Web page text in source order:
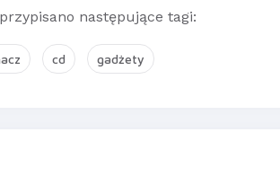
przypisano następujące tagi:
cd gadżety